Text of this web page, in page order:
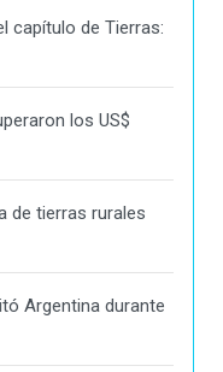
capítulo de Tierras:
los US$
de tierras rurales
Argentina durante